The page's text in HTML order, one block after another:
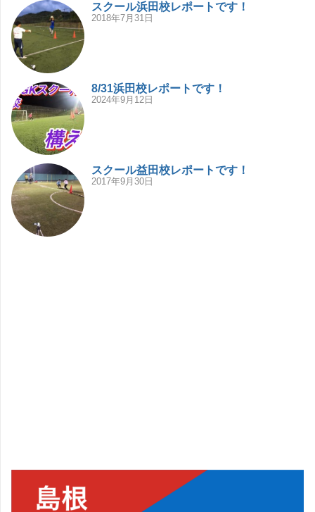
スクール浜田校レポートです！
2018年7月31日
8/31浜田校レポートです！
2024年9月12日
スクール益田校レポートです！
2017年9月30日